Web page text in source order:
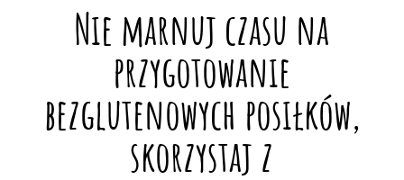
Nie marnuj czasu na
przygotowanie
bezglutenowych posiłków,
skorzystaj z